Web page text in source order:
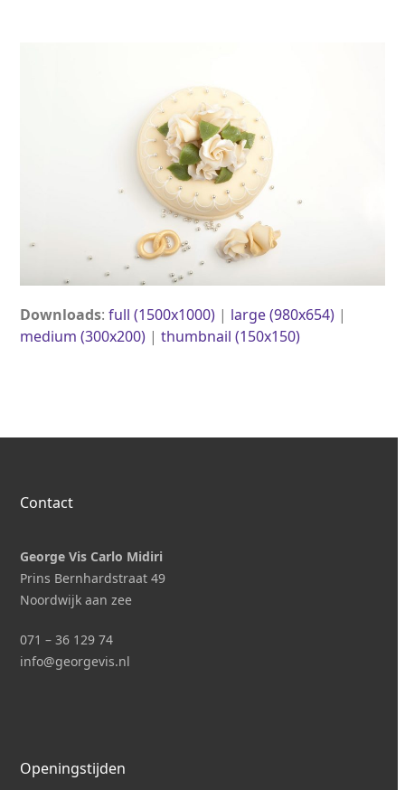
Downloads:full (1500x1000) | large (980x654) |
medium (300x200) |thumbnail (150x150)
Contact
George Vis Carlo Midiri
Prins Bernhardstraat 49
Noordwijk aan zee
071 – 36 129 74
info@georgevis.nl
Openingstijden